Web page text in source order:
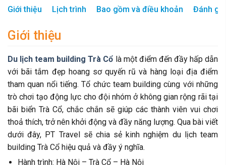
Giới thiệu Lịch trình Bao gồm và điều khoản Đánh
Giới thiệu
Du lịch team building Trà Cổ là một điểm đến đầy hấp dẫn
với bãi tắm đẹp hoang sơ quyến rũ và hàng loại địa điểm
tham quan nổi tiếng. Tổ chức team building cùng với những
trò chơi tạo động lực cho đội nhóm ở không gian rộng rãi tại
bãi biển Trà Cổ, chắc chắn sẽ giúp các thành viên vui chơi
thoả thích, trở nên khởi động và đầy năng lượng. Qua bài viết
dưới đây, PT Travel sẽ chia sẻ kinh nghiệm du lịch team
building Trà Cổ hiệu quả và đầy ý nghĩa.
Hành trình: Hà Nội – Trà Cổ – Hà Nội